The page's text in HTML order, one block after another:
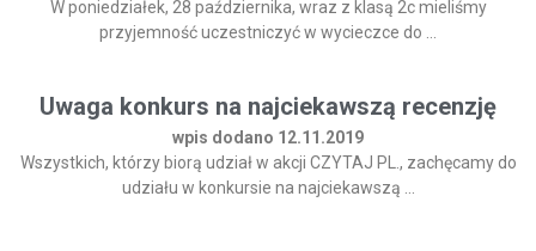
W poniedziałek, 28 października, wraz z klasą 2c mieliśmy
przyjemność uczestniczyć w wycieczce do ...
Uwaga konkurs na najciekawszą recenzję
wpis dodano 12.11.2019
Wszystkich, którzy biorą udział w akcji CZYTAJ PL., zachęcamy do
udziału w konkursie na najciekawszą ...